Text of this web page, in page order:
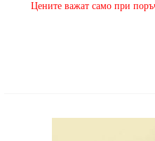
​Цените важат само при